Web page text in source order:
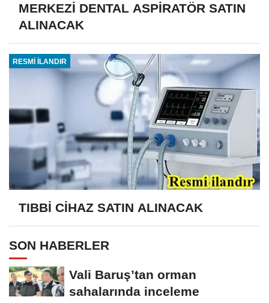
MERKEZİ DENTAL ASPİRATÖR SATIN
ALINACAK
RESMİ İLANDIR
TIBBİ CİHAZ SATIN ALINACAK
SON HABERLER
Vali Baruş’tan orman
sahalarında inceleme